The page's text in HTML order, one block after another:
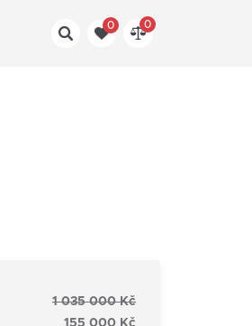
0 0
1 035 000 Kč
155 000 Kč